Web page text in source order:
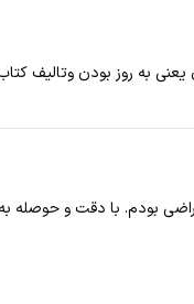
به روز بودن وتالیف
بودم. با دقت و حوصله